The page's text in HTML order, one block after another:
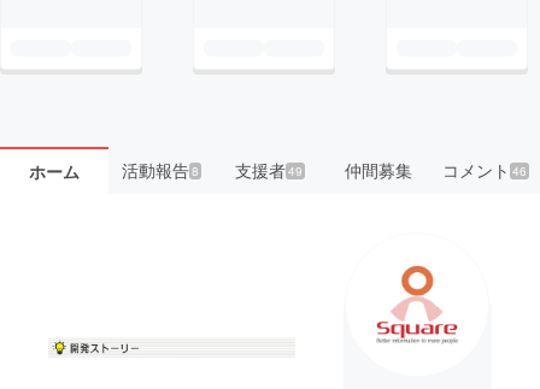
ホーム 活動報告8 支援者49 仲間募集 コメント46